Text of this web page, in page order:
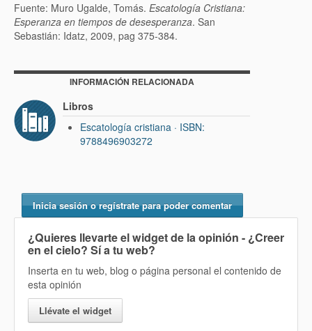
Fuente: Muro Ugalde, Tomás. Escatología Cristiana:
Esperanza en tiempos de desesperanza. San
Sebastián: Idatz, 2009, pag 375-384.
INFORMACIÓN RELACIONADA
Libros
Escatología cristiana · ISBN:
9788496903272
Inicia sesión o regístrate para poder comentar
¿Quieres llevarte el widget de la opinión - ¿Creer
en el cielo? Sía tu web?
Inserta en tu web, blog o página personal el contenido de
esta opinión
Llévate el widget